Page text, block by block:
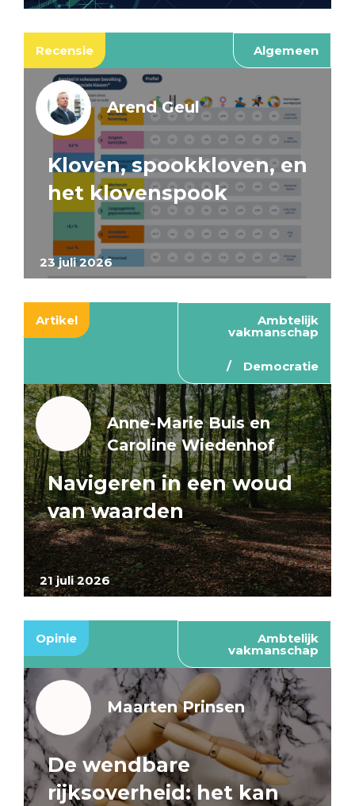
Recensie Algemeen
23 juli 2026
Arend Geul
Kloven, spookkloven, en
het klovenspook
Artikel Ambtelijk
vakmanschap
Democratie
21 juli 2026
Anne-Marie Buis en
Caroline Wiedenhof
Navigeren in een woud
van waarden
Opinie Ambtelijk
vakmanschap
Maarten Prinsen
De wendbare
rijksoverheid: het kan